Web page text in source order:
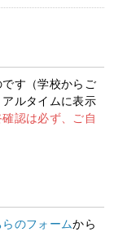
す（学校からご
ルタイムに表示
認は必ず、ご自
らのフォームから